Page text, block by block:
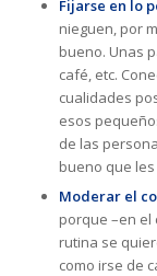
Fijarse en lo
nieguen, por
bueno. Unas
café, etc.
cualidades
esos
de las
bueno que
Moderar el
porque –en el
rutina se
como irse de